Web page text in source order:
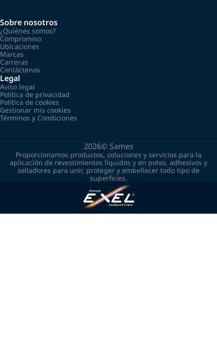
Sobre nosotros
¿Quiénes somos?
Compromiso
Ubicaciones
Marcas
Carreras
Contáctenos
Legal
Aviso legal
Política de privacidad
Política de cookies
Gestionar mis cookies
Términos y Condiciones
2026© Sames
Proporcionamos productos, soluciones y servicios para la
aplicación de revestimientos líquidos y en polvo, adhesivos y
selladores para unir, proteger y embellecer todo tipo de
superficies.